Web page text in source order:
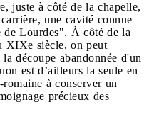
juste à côté de la chapelle,
une cavité connue
de Lourdes". À côté de la
XIXe siècle, on peut
découpe abandonnée d'un
est d’ailleurs la seule en
à conserver un
précieux des